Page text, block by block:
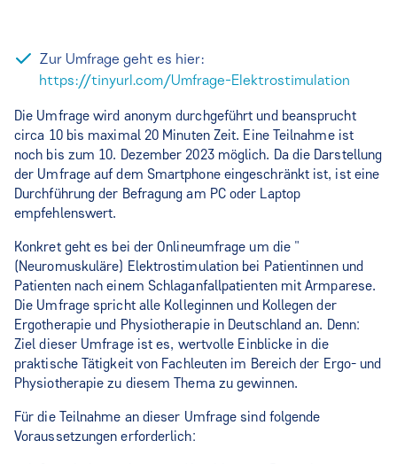
Zur Umfrage geht es hier:
https://tinyurl.com/Umfrage-Elektrostimulation
Die Umfrage wird anonym durchgeführt und beansprucht
circa 10 bis maximal 20 Minuten Zeit. Eine Teilnahme ist
noch bis zum 10. Dezember 2023 möglich. Da die Darstellung
der Umfrage auf dem Smartphone eingeschränkt ist, ist eine
Durchführung der Befragung am PC oder Laptop
empfehlenswert.
Konkret geht es bei der Onlineumfrage um die "
(Neuromuskuläre) Elektrostimulation bei Patientinnen und
Patienten nach einem Schlaganfallpatienten mit Armparese.
Die Umfrage spricht alle Kolleginnen und Kollegen der
Ergotherapie und Physiotherapie in Deutschland an. Denn:
Ziel dieser Umfrage ist es, wertvolle Einblicke in die
praktische Tätigkeit von Fachleuten im Bereich der Ergo- und
Physiotherapie zu diesem Thema zu gewinnen.
Für die Teilnahme an dieser Umfrage sind folgende
Voraussetzungen erforderlich: